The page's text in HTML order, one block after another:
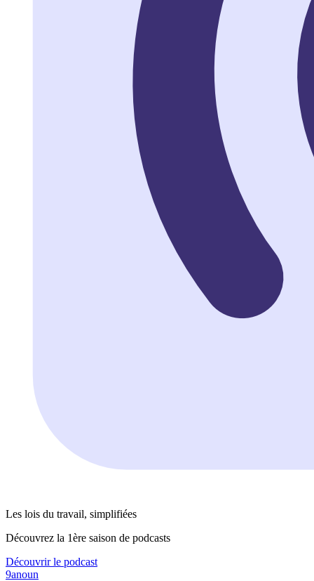
Les lois du travail, simplifiées
Découvrez la 1ère saison de podcasts
Découvrir le podcast
9anoun